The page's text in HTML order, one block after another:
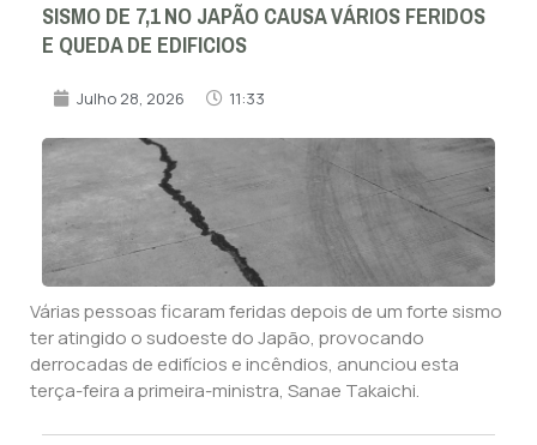
SISMO DE 7,1 NO JAPÃO CAUSA VÁRIOS FERIDOS
E QUEDA DE EDIFICIOS
Julho 28, 2026 11:33
Várias pessoas ficaram feridas depois de um forte sismo
ter atingido o sudoeste do Japão, provocando
derrocadas de edifícios e incêndios, anunciou esta
terça-feira a primeira-ministra, Sanae Takaichi.